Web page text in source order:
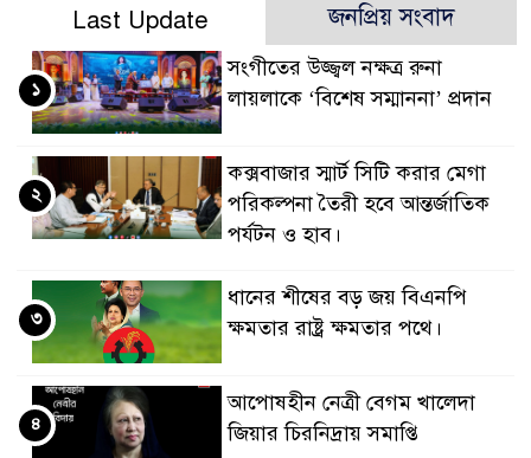
Last Update জনপ্রিয় সংবাদ
সংগীতের উজ্জ্বল নক্ষত্র রুনা
লায়লাকে ‘বিশেষ সম্মাননা’ প্রদান
১
কক্সবাজার স্মার্ট সিটি করার মেগা
পরিকল্পনা তৈরী হবে আন্তর্জাতিক
পর্যটন ও হাব।
২
ধানের শীষের বড় জয় বিএনপি
ক্ষমতার রাষ্ট্র ক্ষমতার পথে।
৩
আপোষহীন নেত্রী বেগম খালেদা
জিয়ার চিরনিদ্রায় সমাপ্তি
৪